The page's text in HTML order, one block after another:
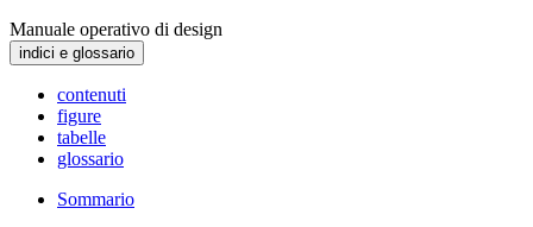
Manuale operativo di design
indici e glossario
contenuti
figure
tabelle
glossario
Sommario